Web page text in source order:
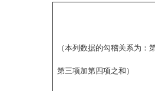
（本列数据的勾稽关系为：
第三项加第四项之和）